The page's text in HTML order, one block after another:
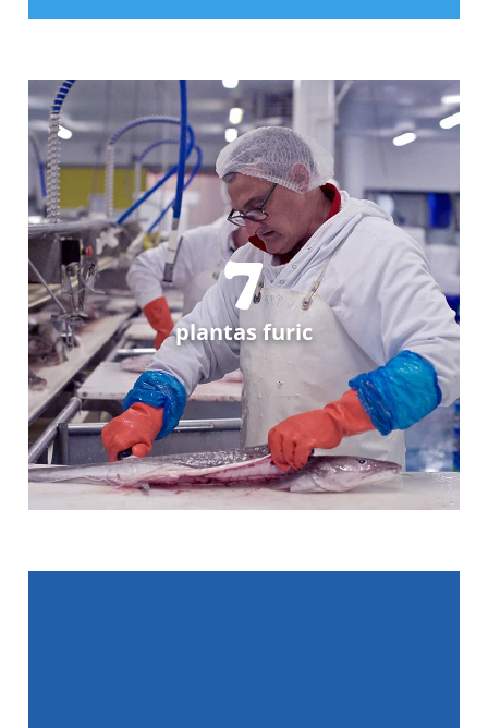
7
plantas furic